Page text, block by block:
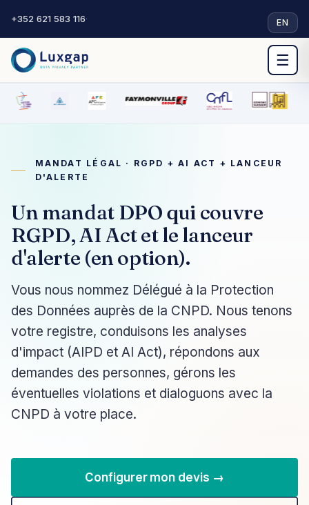
+352 621 583 116· EN
☰
MANDAT LÉGAL · RGPD + AI ACT + LANCEUR
D'ALERTE
Un mandat DPO qui couvre
RGPD, AI Act et le lanceur
d'alerte (en option).
Vous nous nommez Délégué à la Protection
des Données auprès de la CNPD. Nous tenons
votre registre, conduisons les analyses
d'impact (AIPD et AI Act), répondons aux
demandes des personnes, gérons les
éventuelles violations et dialoguons avec la
CNPD à votre place.
Configurer mon devis →